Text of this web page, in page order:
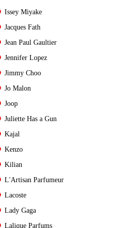
Issey Miyake
Jacques Fath
Jean Paul Gaultier
Jennifer Lopez
Jimmy Choo
Jo Malon
Joop
Juliette Has a Gun
Kajal
Kenzo
Kilian
L'Artisan Parfumeur
Lacoste
Lady Gaga
Lalique Parfums